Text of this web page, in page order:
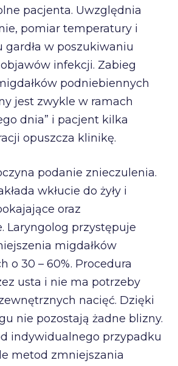
pacjenta. Uwzględnia
pomiar temperatury i
gardła w poszukiwaniu
infekcji. Zabieg
podniebiennych
jest zwykle w ramach
dnia” i pacjent kilka
opuszcza klinikę.
podanie znieczulenia.
wkłucie do żyły i
oraz
Laryngolog przystępuje
migdałków
o 30 – 60%. Procedura
usta i nie ma potrzeby
nacięć. Dzięki
nie pozostają żadne blizny.
indywidualnego przypadku
metod zmniejszania